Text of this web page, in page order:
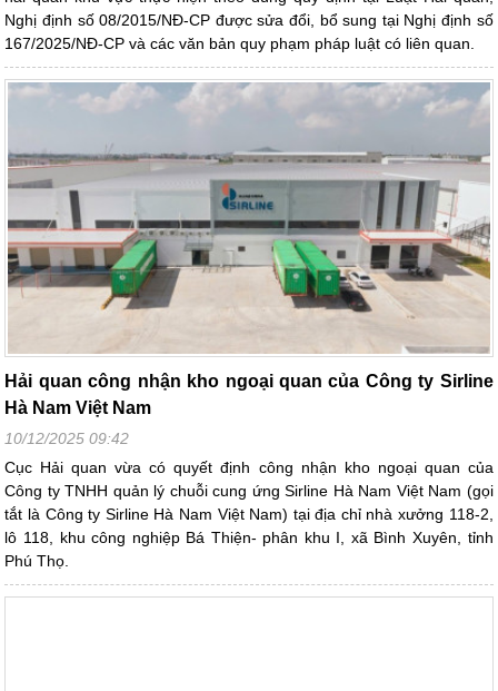
Nghị định số 08/2015/NĐ-CP được sửa đổi, bổ sung tại Nghị định số
167/2025/NĐ-CP và các văn bản quy phạm pháp luật có liên quan.
Hải quan công nhận kho ngoại quan của Công ty Sirline
Hà Nam Việt Nam
10/12/2025 09:42
Cục Hải quan vừa có quyết định công nhận kho ngoại quan của
Công ty TNHH quản lý chuỗi cung ứng Sirline Hà Nam Việt Nam (gọi
tắt là Công ty Sirline Hà Nam Việt Nam) tại địa chỉ nhà xưởng 118-2,
lô 118, khu công nghiệp Bá Thiện- phân khu I, xã Bình Xuyên, tỉnh
Phú Thọ.